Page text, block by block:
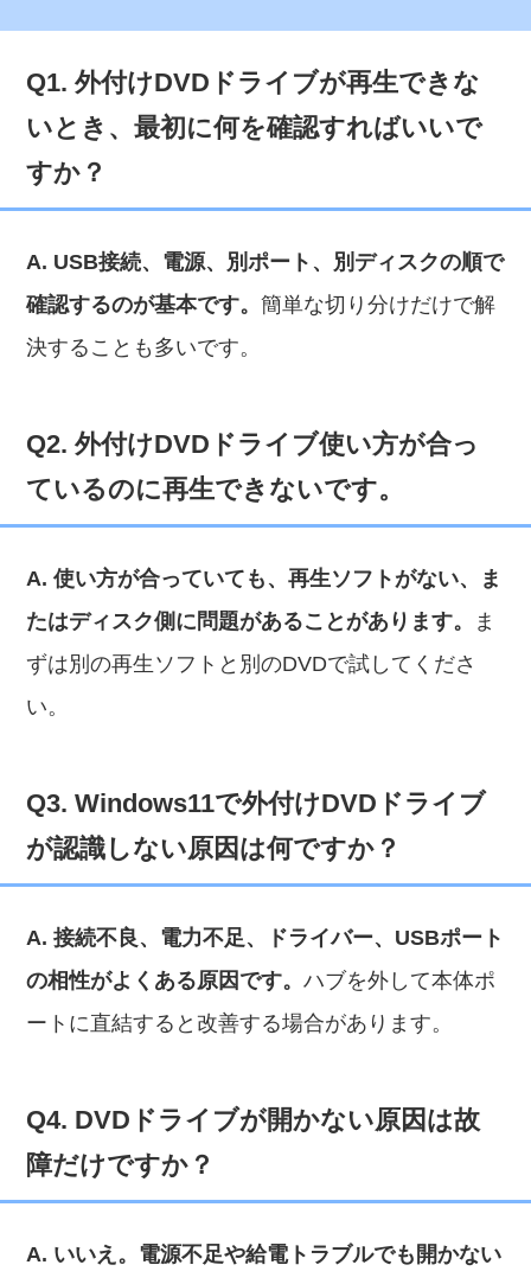
Q1. 外付けDVDドライブが再生できな
いとき、最初に何を確認すればいいで
すか？
A. USB接続、電源、別ポート、別ディスクの順で
確認するのが基本です。簡単な切り分けだけで解
決することも多いです。
Q2. 外付けDVDドライブ使い方が合っ
ているのに再生できないです。
A. 使い方が合っていても、再生ソフトがない、ま
たはディスク側に問題があることがあります。
ま
ずは別の再生ソフトと別のDVDで試してくださ
い。
Q3. Windows11で外付けDVDドライブ
が認識しない原因は何ですか？
A. 接続不良、電力不足、ドライバー、USBポート
の相性がよくある原因です。ハブを外して本体ポ
ートに直結すると改善する場合があります。
Q4. DVDドライブが開かない原因は故
障だけですか？
A. いいえ。電源不足や給電トラブルでも開かない